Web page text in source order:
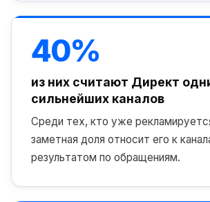
40%
из них считают Директ
сильнейших каналов
Среди тех, кто уже
заметная доля относит его к
результатом по обращениям.